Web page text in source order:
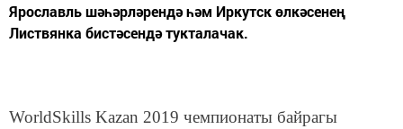
Ярославль шәһәрләрендә һәм Иркутск өлкәсенең
Листвянка бистәсендә тукталачак.
WorldSkills Kazan 2019 чемпионаты байрагы